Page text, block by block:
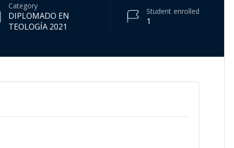
Category
DIPLOMADO EN
TEOLOGÍA 2021
1
Student enrolled